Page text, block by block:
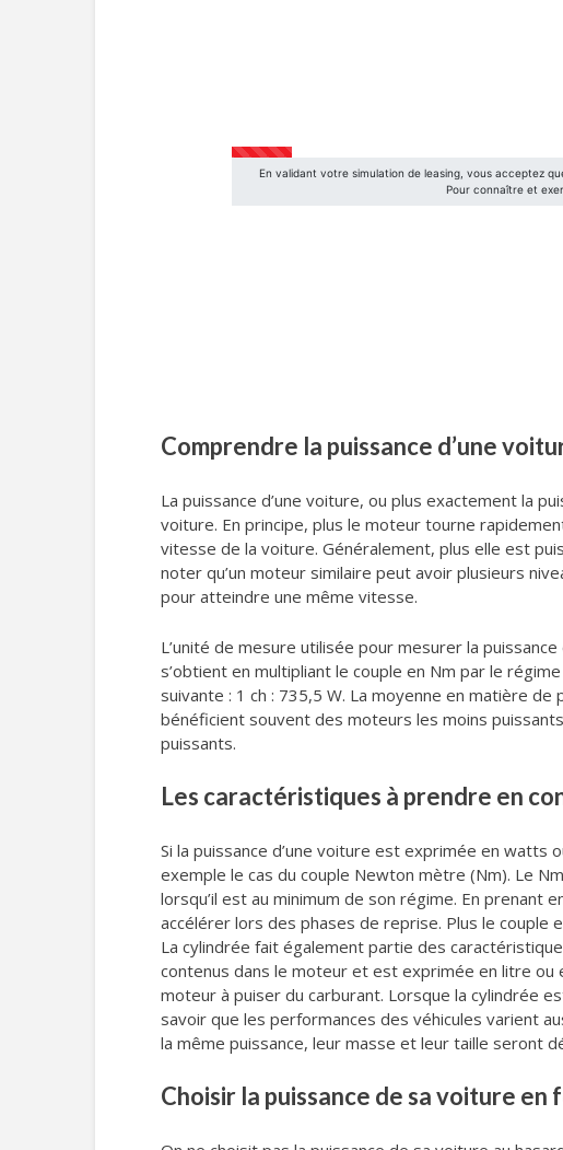
Comprendre la puissance d’une
La puissance d’une voiture, ou plus exactement la
voiture. En principe, plus le moteur tourne
vitesse de la voiture. Généralement, plus elle est
noter qu’un moteur similaire peut avoir plusieurs
pour atteindre une même vitesse.
L’unité de mesure utilisée pour mesurer la
s’obtient en multipliant le couple en Nm par le
suivante : 1 ch : 735,5 W. La moyenne en matière
bénéficient souvent des moteurs les moins
puissants.
Les caractéristiques à prendre en
Si la puissance d’une voiture est exprimée en watts
exemple le cas du couple Newton mètre (Nm). Le
lorsqu’il est au minimum de son régime. En prenant
accélérer lors des phases de reprise. Plus le couple
La cylindrée fait également partie des
contenus dans le moteur et est exprimée en litre ou
moteur à puiser du carburant. Lorsque la cylindrée
savoir que les performances des véhicules varient
la même puissance, leur masse et leur taille seront
Choisir la puissance de sa voiture